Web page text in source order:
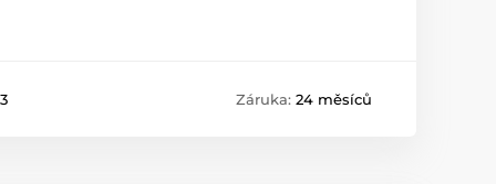
Záruka: 24 měsíců